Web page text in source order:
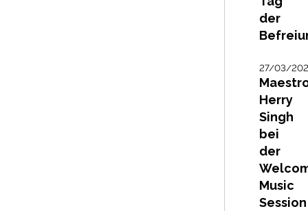
der
27/03/
Herry
Singh
bei
der
Music
Session